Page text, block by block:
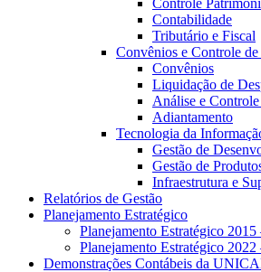
Controle
Contabilidade
Tributário e Fiscal
Convênios e Controle de
Convênios
Liquidação de
Análise e Controle
Adiantamento
Tecnologia da
Gestão de
Gestão de
Infraestrutura e
Relatórios de Gestão
Planejamento Estratégico
Planejamento Estratégico 2015
Planejamento Estratégico 2022
Demonstrações Contábeis da